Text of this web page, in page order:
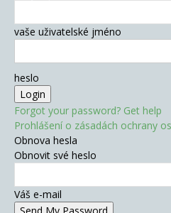
vaše uživatelské jméno
heslo
Forgot your password? Get help
Prohlášení o zásadách ochrany
Obnova hesla
Obnovit své heslo
Váš e-mail